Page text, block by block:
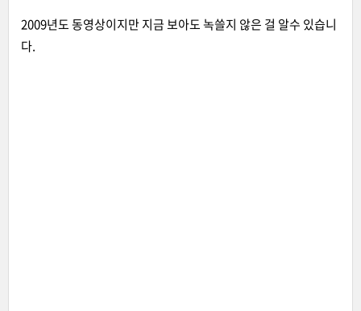
2009년도 동영상이지만 지금 보아도 녹쓸지 않은 걸 알수 있습니
다.